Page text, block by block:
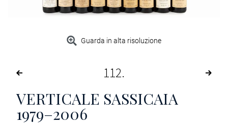
Guarda in alta risoluzione
112
VERTICALE SASSICAIA
1979–2006